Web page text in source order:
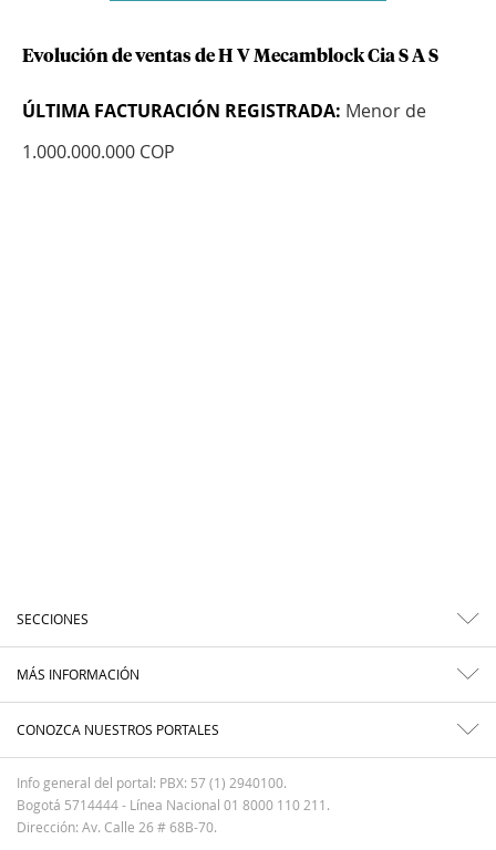
Evolución de ventas de H V Mecamblock Cia S A S
ÚLTIMA FACTURACIÓN REGISTRADA: Menor de
1.000.000.000 COP
SECCIONES
MÁS INFORMACIÓN
CONOZCA NUESTROS PORTALES
Info general del portal: PBX: 57 (1) 2940100.
Bogotá 5714444 - Línea Nacional 01 8000 110 211.
Dirección: Av. Calle 26 # 68B-70.